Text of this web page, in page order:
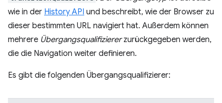
wie in der History API und beschreibt, wie der Browser zu
dieser bestimmten URL navigiert hat. Außerdem können
mehrere Übergangsqualifiziererzurückgegeben werden,
die die Navigation weiter definieren.
Es gibt die folgenden Übergangsqualifizierer: